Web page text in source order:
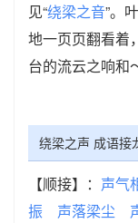
见“绕梁之音”。
地一页页翻看着
台的流云之响
绕梁之声 成语接
【顺接】： 声气
振
声落梁尘